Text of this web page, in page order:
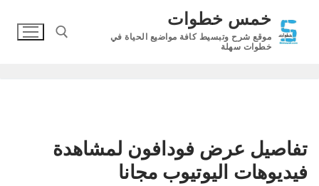
المحتوى
خمس خطوات
موقع شرح وتبسيط كافة مواضيع الحياة في
خطوات سهلة
تفاصيل عرض فودافون لمشاهدة
فيديوهات اليوتيوب مجانا